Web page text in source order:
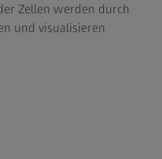
Zellen werden durch
und visualisieren